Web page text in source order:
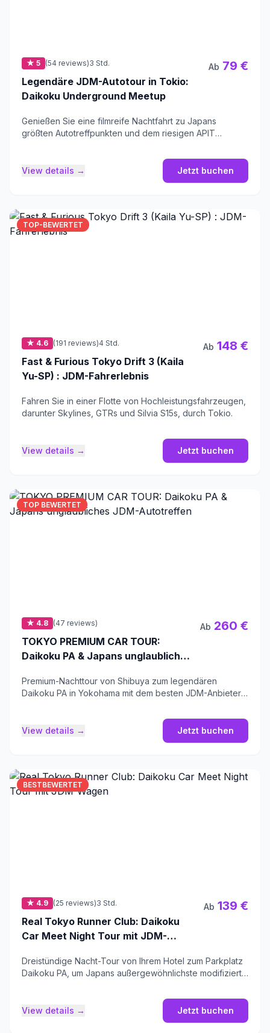
★ 5 (54 reviews)3 Std.
Legendäre JDM-Autotour in Tokio:
Daikoku Underground Meetup
Ab 79 €
Genießen Sie eine filmreife Nachtfahrt zu Japans
größten Autotreffpunkten und dem riesigen APIT
View details → Jetzt buchen
TOP-BEWERTET
★ 4.6 (191 reviews)4 Std.
Fast & Furious Tokyo Drift 3 (Kaila
Yu-SP) : JDM-Fahrerlebnis
Ab 148 €
Fahren Sie in einer Flotte von Hochleistungsfahrzeugen,
darunter Skylines, GTRs und Silvia S15s, durch Tokio.
View details → Jetzt buchen
TOP BEWERTET
★ 4.8 (47 reviews)
TOKYO PREMIUM CAR TOUR:
Daikoku PA & Japans unglaubliches
Ab 260 €
Premium-Nachttour von Shibuya zum legendären
Daikoku PA in Yokohama mit dem besten JDM-Anbieter
View details → Jetzt buchen
BESTBEWERTET
★ 4.9 (25 reviews)3 Std.
Real Tokyo Runner Club: Daikoku
Car Meet Night Tour mit JDM-
Ab 139 €
Dreistündige Nacht-Tour von Ihrem Hotel zum Parkplatz
Daikoku PA, um Japans außergewöhnlichste modifizierte
View details → Jetzt buchen